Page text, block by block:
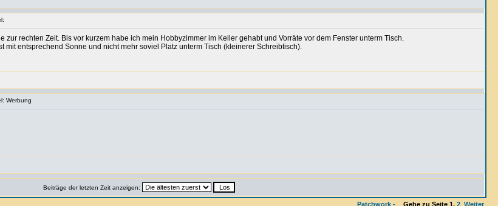
zur rechten Zeit. Bis vor kurzem habe ich mein Hobbyzimmer im Keller gehabt und Vorräte vor dem Fenster unterm Tisch.
mit entsprechend Sonne und nicht mehr soviel Platz unterm Tisch (kleinerer Schreibtisch).
Werbung
Beiträge der letzten Zeit anzeigen:
Patchwork - Gehe zu Seite 1, 2 Weiter